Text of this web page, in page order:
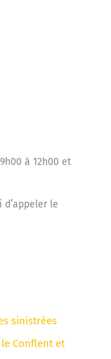
à 12h00 et
d’appeler le
sinistrées
Conflent et